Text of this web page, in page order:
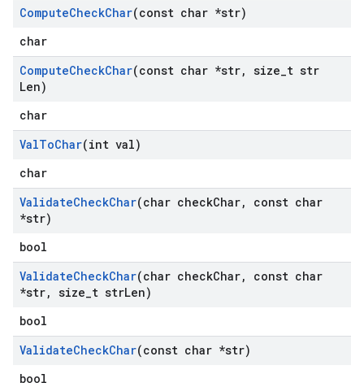
ComputeCheckChar(const char *str)
char
ComputeCheckChar(const char *str, size t str
Len)
char
ValToChar(int val)
char
ValidateCheckChar(char checkChar,
const char
*str)
bool
ValidateCheckChar(char checkChar,
const char
*str, size t strLen)
bool
ValidateCheckChar(const char *str)
bool